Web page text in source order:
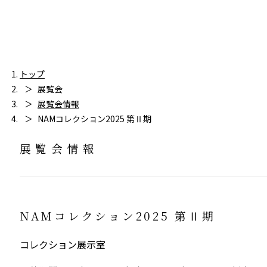
トップ
展覧会
展覧会情報
NAMコレクション2025 第Ⅱ期
展覧会情報
NAMコレクション2025 第Ⅱ期
コレクション展示室